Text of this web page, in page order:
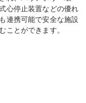
心停止装置などの優れ
連携可能で安全な施設
ことができます。